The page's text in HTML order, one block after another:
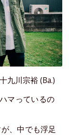
九川宗裕 (Ba.)
マっているの
、中でも浮足